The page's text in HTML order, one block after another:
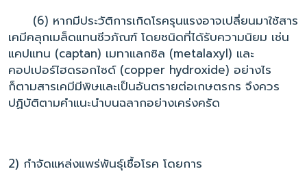
(6) หากมีประวัติการเกิดโรครุนแรงอาจเปลี่ยนมาใช้สาร
เคมีคลุกเมล็ดแทนชีวภัณฑ์ โดยชนิดที่ได้รับความนิยม เช่น
แคปแทน (captan) เมทาแลกซิล (metalaxyl) และ
คอปเปอร์ไฮดรอกไซด์ (copper hydroxide) อย่างไร
ก็ตามสารเคมีมีพิษและเป็นอันตรายต่อเกษตรกร จึงควร
ปฏิบัติตามคำแนะนำบนฉลากอย่างเคร่งครัด
2) กำจัดแหล่งแพร่พันธุ์เชื้อโรค โดยการ